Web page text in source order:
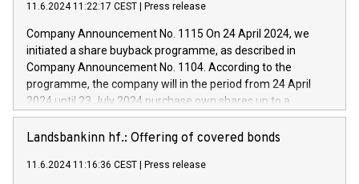
new projects in Italy dedicated to research, development and
by CDP, Iveco Group will develop innovative technologies and
architectures in the field of electric propulsion and further
develop solutions for autonomous driving, digitalisation and
vehicle connectivity aimed at increasing efficiency, safety,
driving comfort and productivity. The financed investments,
Iveco Group in Italy by the end of 2025. Iveco Group N.V.
(EXM: IVG) is the home of unique people and brands that
11.6.2024 11:22:17 CEST Press release
Company Announcement No. 1115 On 24 April 2024, we
initiated a share buyback programme, as described in
Company Announcement No. 1104. According to the
programme, the company will in the period from 24 April
2024 until 23 July 2024 purchase own shares up to a
maximum value of DKK 1,000 million, and no more than
1,700,000 shares, corresponding to 0.79% of the share
programme has been implemented in accordance with
Landsbankinn hf.: Offering of covered bonds
11.6.2024 11:16:36 CEST Press release